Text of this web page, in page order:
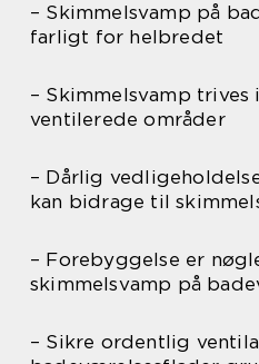
– Skimmelsvamp på
farligt for helbredet
– Skimmelsvamp
ventilerede områder
– Dårlig
kan bidrage til
– Forebyggelse er
skimmelsvamp på
– Sikre ordentlig